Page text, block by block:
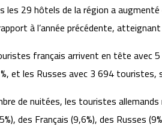
les 29 hôtels de la région a
à l’année précédente,
français arrivent en tête avec
et les Russes avec 3 694 touristes,
de nuitées, les touristes
des Français (9,6%), des Russes